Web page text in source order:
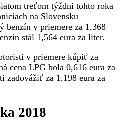
treťom týždni tohto roka
na Slovensku
benzín v priemere za 1,368
stál 1,564 eura za liter.
v priemere kúpiť za
cena LPG bola 0,616 eura za
za 1,198 eura za
2018